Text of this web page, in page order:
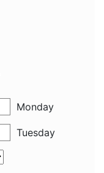
Monday
Tuesday